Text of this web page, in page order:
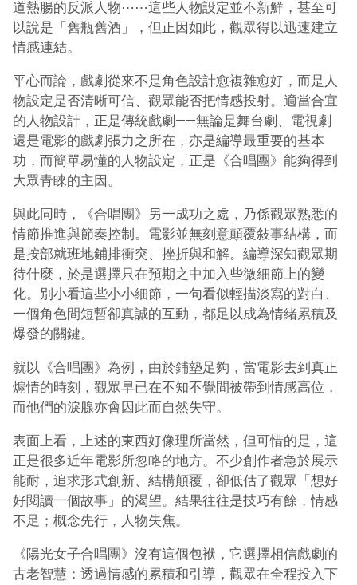
道熱腸的反派人物⋯⋯這些人物設定並不新鮮，甚至可
以說是「舊瓶舊酒」，但正因如此，觀眾得以迅速建立
情感連結。
平心而論，戲劇從來不是角色設計愈複雜愈好，而是人
物設定是否清晰可信、觀眾能否把情感投射。適當合宜
的人物設計，正是傳統戲劇——無論是舞台劇、電視劇
還是電影的戲劇張力之所在，亦是編導最重要的基本
功，而簡單易懂的人物設定，正是《合唱團》能夠得到
大眾青睞的主因。
與此同時，《合唱團》另一成功之處，乃係觀眾熟悉的
情節推進與節奏控制。電影並無刻意顛覆敍事結構，而
是按部就班地鋪排衝突、挫折與和解。編導深知觀眾期
待什麼，於是選擇只在預期之中加入些微細節上的變
化。別小看這些小小細節，一句看似輕描淡寫的對白、
一個角色間短暫卻真誠的互動，都足以成為情緒累積及
爆發的關鍵。
就以《合唱團》為例，由於鋪墊足夠，當電影去到真正
煽情的時刻，觀眾早已在不知不覺間被帶到情感高位，
而他們的淚腺亦會因此而自然失守。
表面上看，上述的東西好像理所當然，但可惜的是，這
正是很多近年電影所忽略的地方。不少創作者急於展示
能耐，追求形式創新、結構顛覆，卻低估了觀眾「想好
好閱讀一個故事」的渴望。結果往往是技巧有餘，情感
不足；概念先行，人物失焦。
《陽光女子合唱團》沒有這個包袱，它選擇相信戲劇的
古老智慧：透過情感的累積和引導，觀眾在全程投入下